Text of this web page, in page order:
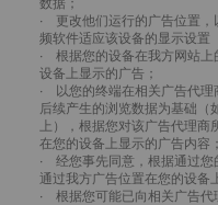
• 更改他们运行的广告位置，
频软件适应该设备的显示设置
• 根据您的设备在我方网站上
设备上显示的广告；
• 以您的终端在相关广告代理
后续产生的浏览数据为基础（
上），根据您对该广告代理
在您的设备上显示的广告内容；
• 经您事先同意，根据通过您
通过我方广告位置在您的设备
• 根据您可能已向相关广告代